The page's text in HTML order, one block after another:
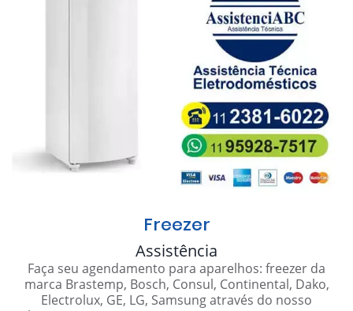
Freezer
Assistência
Faça seu agendamento para aparelhos: freezer da
marca Brastemp, Bosch, Consul, Continental, Dako,
Electrolux, GE, LG, Samsung através do nosso